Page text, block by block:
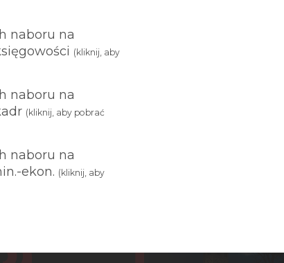
naboru na
(kliknij, aby
naboru na
(kliknij, aby pobrać
naboru na
ekon. (kliknij, aby